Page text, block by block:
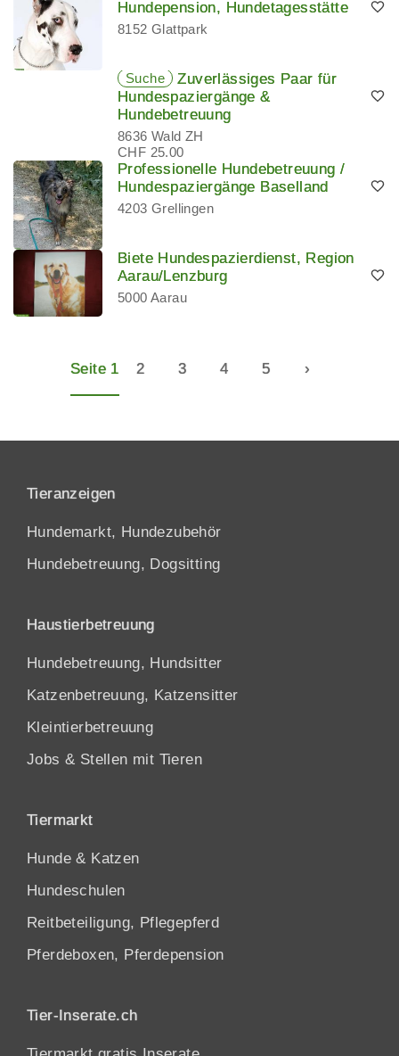
Hundepension, Hundetagesstätte
8152 Glattpark
Suche
Zuverlässiges Paar für
Hundespaziergänge &
Hundebetreuung
8636 Wald ZH
CHF 25.00
Professionelle Hundebetreuung /
Hundespaziergänge Baselland
4203 Grellingen
Biete Hundespazierdienst, Region
Aarau/Lenzburg
5000 Aarau
Seite 1 2 3 4 5 ›
Tieranzeigen
Hundemarkt, Hundezubehör
Hundebetreuung, Dogsitting
Haustierbetreuung
Hundebetreuung, Hundsitter
Katzenbetreuung, Katzensitter
Kleintierbetreuung
Jobs & Stellen mit Tieren
Tiermarkt
Hunde & Katzen
Hundeschulen
Reitbeteiligung, Pflegepferd
Pferdeboxen, Pferdepension
Tier-Inserate.ch